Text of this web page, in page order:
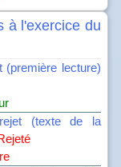
à l'exercice du
lecture)
(texte de la